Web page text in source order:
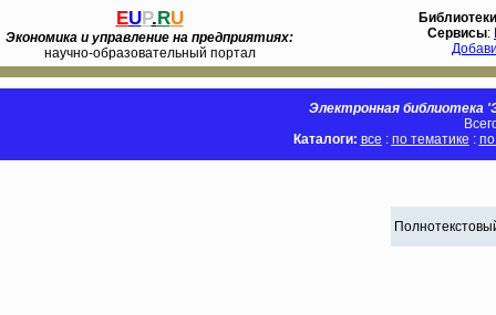
EUP.RU
Экономика и управление на предприятиях:
научно-образовательный портал
Библиотеки
Сервисы:
Электронная библиотека
Каталоги: все : по тематике :